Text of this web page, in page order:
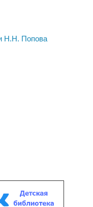
Н.Н. Попова